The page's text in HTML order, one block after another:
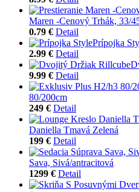
Maren -Cenový Trhák, 33/
0.79 € Detail
Prípojka
2.99 € Detail
9.99 € Detail
80/200cm
249 € Detail
Daniella Tmavá Zelená
199 € Detail
Sava, Sivá/antracitová
1299 € Detail